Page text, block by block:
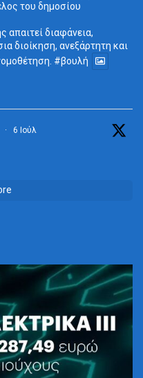
του δημοσίου
απαιτεί διαφάνεια,
διοίκηση, ανεξάρτητη και
#βουλή
· 6 Ιούλ